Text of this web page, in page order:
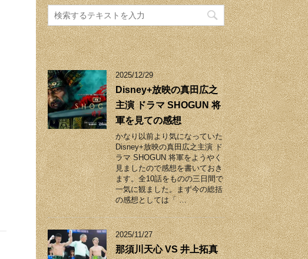
2025/12/29
Disney+放映の真田広之
主演 ドラマ SHOGUN 将
軍を見ての感想
かなり以前より気になっていた
Disney+放映の真田広之主演 ド
ラマ SHOGUN 将軍をようやく
見ましたので感想を書いておき
ます。全10話をものの三日間で
一気に観ました。まず今の総括
の感想としては「 …
2025/11/27
那須川天心 VS 井上拓真